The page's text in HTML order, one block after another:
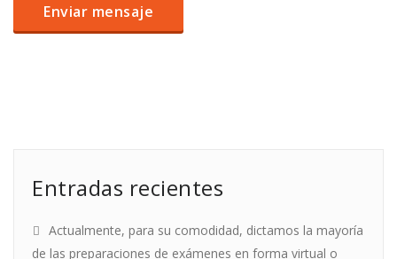
Entradas recientes
Actualmente, para su comodidad, dictamos la mayoría
de las preparaciones de exámenes en forma virtual o